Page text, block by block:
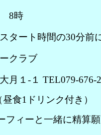
8時
時間の30分前
クラブ
１ -１ TEL079-676-
昼食1 ドリンク付き）
フィーと一緒に精算